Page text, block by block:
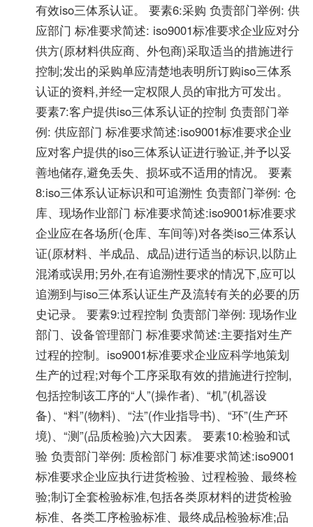
有效iso三体系认证。 要素6:采购 负责部门举例: 供
应部门 标准要求简述: iso9001标准要求企业应对分
供方(原材料供应商、外包商)采取适当的措施进行
控制;发出的采购单应清楚地表明所订购iso三体系
认证的资料,并经一定权限人员的审批方可发出。
要素7:客户提供iso三体系认证的控制 负责部门举
例: 供应部门 标准要求简述:iso9001标准要求企业
应对客户提供的iso三体系认证进行验证,并予以妥
善地储存,避免丢失、损坏或不适用的情况。 要素
8:iso三体系认证标识和可追溯性 负责部门举例: 仓
库、现场作业部门 标准要求简述:iso9001标准要求
企业应在各场所(仓库、车间等)对各类iso三体系认
证(原材料、半成品、成品)进行适当的标识,以防止
混淆或误用;另外,在有追溯性要求的情况下,应可以
追溯到与iso三体系认证生产及流转有关的必要的历
史记录。 要素9:过程控制 负责部门举例: 现场作业
部门、设备管理部门 标准要求简述:主要指对生产
过程的控制。iso9001标准要求企业应科学地策划
生产的过程;对每个工序采取有效的措施进行控制,
包括控制该工序的“人”(操作者)、“机”(机器设
备)、“料”(物料)、“法”(作业指导书)、“环”(生产环
境)、“测”(品质检验)六大因素。 要素10:检验和试
验 负责部门举例: 质检部门 标准要求简述:iso9001
标准要求企业应执行进货检验、过程检验、最终检
验;制订全套检验标准,包括各类原材料的进货检验
标准、各类工序检验标准、最终成品检验标准;品